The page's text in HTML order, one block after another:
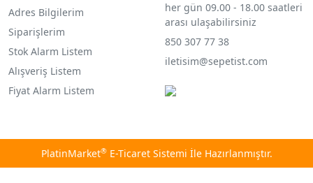
Adres Bilgilerim
Siparişlerim
Stok Alarm Listem
Alışveriş Listem
Fiyat Alarm Listem
her gün 09.00 - 18.00 saatleri
arası ulaşabilirsiniz
850 307 77 38
iletisim@sepetist.com
PlatinMarket®E-Ticaret Sistemi İle Hazırlanmıştır.